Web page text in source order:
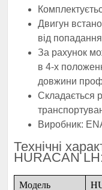
Двигун
від
За рахунок
в 4-х
довжини
Складається
Виробник:
Технічні
HURACAN LH:
Модель